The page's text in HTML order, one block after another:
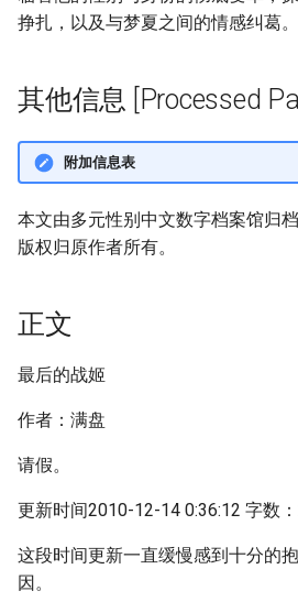
挣扎，以及与梦夏之间的情感纠葛。
其他信息 [Processed
附加信息表
本文由多元性别中文数字档案馆归
版权归原作者所有。
正文
最后的战姬
作者：满盘
请假。
更新时间2010-12-14 0:36:12 字数
这段时间更新一直缓慢感到十分的
因。